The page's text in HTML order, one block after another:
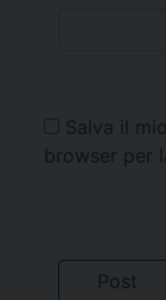
Salva il
browser per